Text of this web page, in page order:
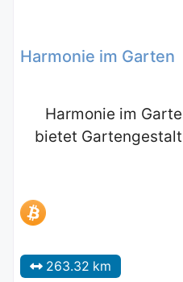
Harmonie im Garten
Harmonie im
bietet
263.32 km